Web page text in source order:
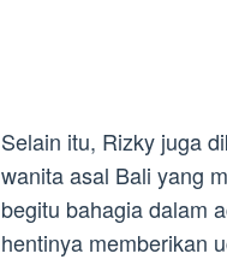
Selain itu, Rizky juga
wanita asal Bali yang
begitu bahagia dalam
hentinya memberikan